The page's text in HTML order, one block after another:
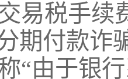
易税手续
期付款诈
“由于银